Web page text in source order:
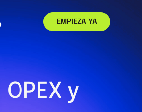
EMPIEZA YA
y